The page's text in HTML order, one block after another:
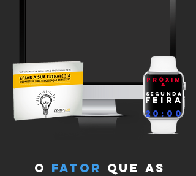
o fator que as
próxim
a
segunda
20:00
feira